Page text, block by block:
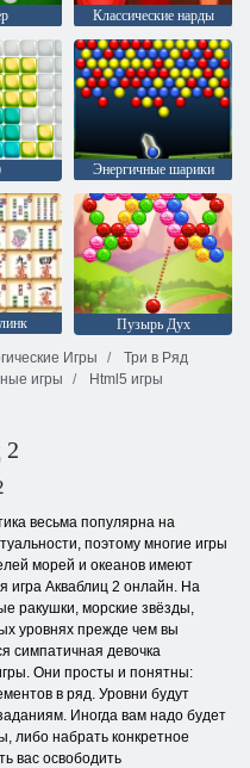
Классические нарды
Энергичные шарики
Пузырь Дух
Игры
Три в Ряд
игры
Html5 игры
2
весьма популярна на
поэтому многие игры
морей и океанов имеют
игра Акваблиц 2 онлайн. На
ракушки, морские звёзды,
уровнях прежде чем вы
симпатичная девочка
Они просты и понятны:
в ряд. Уровни будут
Иногда вам надо будет
либо набрать конкретное
вас освободить